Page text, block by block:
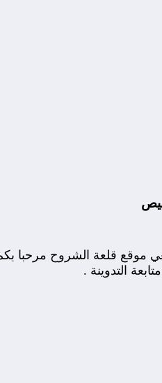
موقع قلعة الشروح
التدوينة .